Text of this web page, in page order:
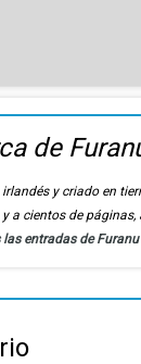
de
irlandés y criado en
y a cientos de
las entradas de Furanu